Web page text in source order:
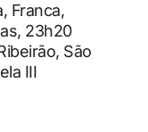
Franca,
23h20
São
III